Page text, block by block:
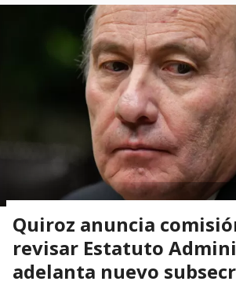
Quiroz anuncia
revisar Estatuto
adelanta nuevo